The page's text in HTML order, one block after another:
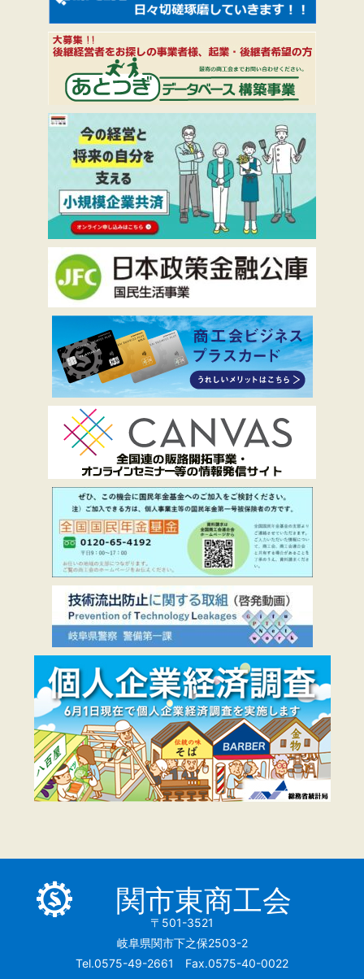
関市東商工会
〒501-3521
岐阜県関市下之保2503-2
Tel.0575-49-2661 Fax.0575-40-0022